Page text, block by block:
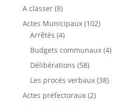
A classer(8)
Actes Municipaux(102)
Arrêtés (4)
Budgets communaux(4)
Délibérations (58)
Les procés verbaux(38)
Actes préfectoraux(2)